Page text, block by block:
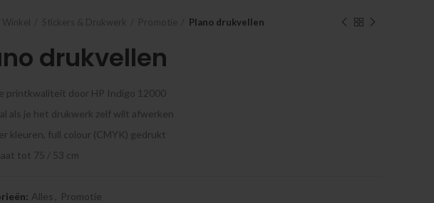
Plano drukvellen
drukvellen
printkwaliteit door HP Indigo 12000
als je het drukwerk zelf wilt afwerken
kleuren, full colour (CMYK) gedrukt
tot 75 / 53 cm
Alles Promotie